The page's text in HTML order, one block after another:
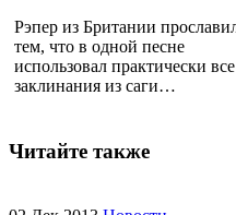
Рэпер из Британии
тем, что в одной песне
использовал практически все
заклинания из саги…
Читайте также